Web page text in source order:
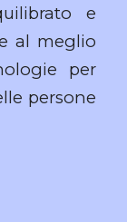
e
al meglio
per
persone